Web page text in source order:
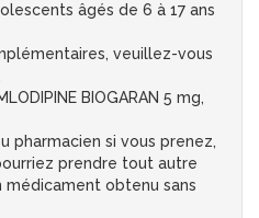
âgés de 6 à 17 ans
veuillez-vous
BIOGARAN 5 mg,
pharmacien si vous prenez,
prendre tout autre
obtenu sans